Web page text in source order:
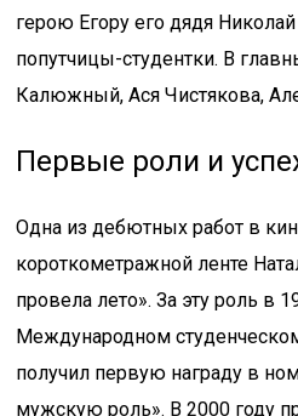
герою Егору его дядя
попутчицы-студентки. В
Калюжный, Ася Чистякова,
Первые роли и
Одна из дебютных работ в
короткометражной ленте
провела лето». За эту роль в
Международном
получил первую награду в
мужскую роль». В 2000 году